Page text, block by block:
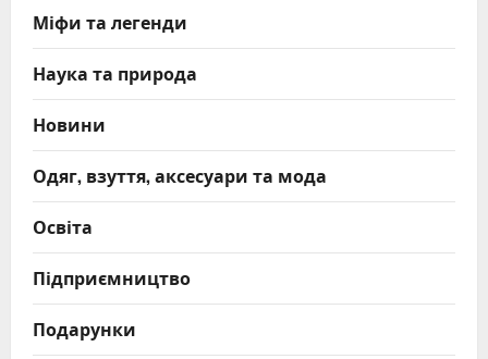
Міфи та легенди
Наука та природа
Новини
Одяг, взуття, аксесуари та мода
Освіта
Підприємництво
Подарунки